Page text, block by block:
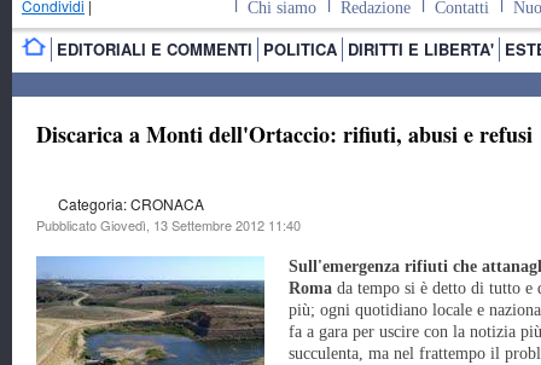
Condividi | Chi siamo Redazione Contatti
EDITORIALI E COMMENTI POLITICA DIRITTI E LIBERTA'
Discarica a Monti dell'Ortaccio: rifiuti, abusi e refusi
Categoria: CRONACA
Pubblicato Giovedì, 13 Settembre 2012 11:40
Sull'emergenza rifiuti che
Roma da tempo si è detto di tutto e
più; ogni quotidiano locale e
fa a gara per uscire con la notizia più
succulenta, ma nel frattempo il